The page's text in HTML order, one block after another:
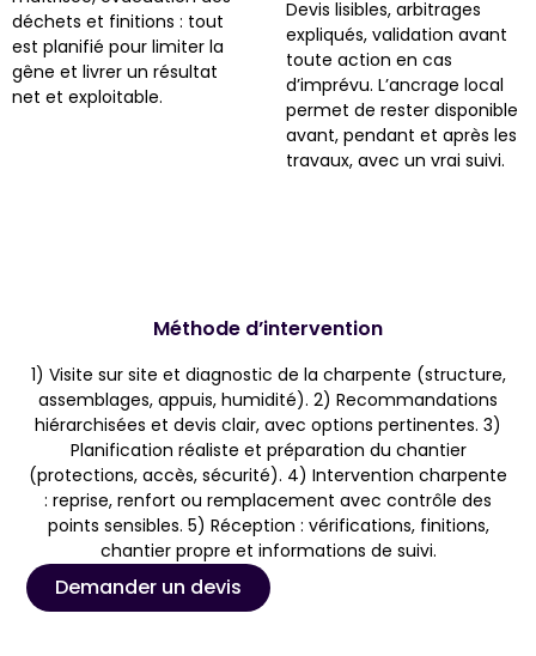
déchets et finitions : tout
est planifié pour limiter la
gêne et livrer un résultat
net et exploitable.
Devis lisibles, arbitrages
expliqués, validation avant
toute action en cas
d’imprévu. L’ancrage local
permet de rester disponible
avant, pendant et après les
travaux, avec un vrai suivi.
Méthode d’intervention
1) Visite sur site et diagnostic de la charpente (structure,
assemblages, appuis, humidité). 2) Recommandations
hiérarchisées et devis clair, avec options pertinentes. 3)
Planification réaliste et préparation du chantier
(protections, accès, sécurité). 4) Intervention charpente
: reprise, renfort ou remplacement avec contrôle des
points sensibles. 5) Réception : vérifications, finitions,
chantier propre et informations de suivi.
Demander un devis